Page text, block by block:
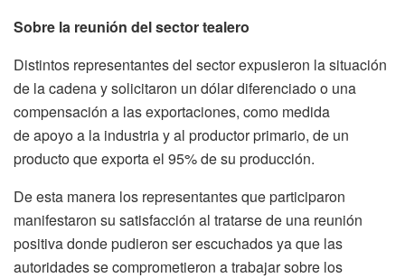
Sobre la reunión del sector tealero
Distintos representantes del sector expusieron la situación
de la cadena y solicitaron un dólar diferenciado o una
compensación a las exportaciones, como medida
de apoyo a la industria y al productor primario, de un
producto que exporta el 95% de su producción.
De esta manera los representantes que participaron
manifestaron su satisfacción al tratarse de una reunión
positiva donde pudieron ser escuchados ya que las
autoridades se comprometieron a trabajar sobre los